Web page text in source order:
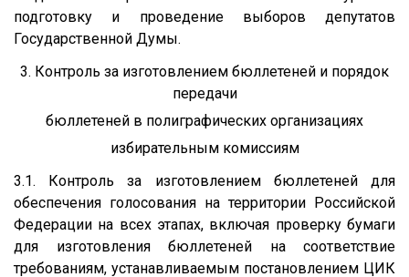
подготовку и проведение выборов депутатов
Государственной Думы.
3. Контроль за изготовлением бюллетеней и порядок
передачи
бюллетеней в полиграфических организациях
избирательным комиссиям
3.1. Контроль за изготовлением бюллетеней для
обеспечения голосования на территории Российской
Федерации на всех этапах, включая проверку бумаги
для изготовления бюллетеней на соответствие
требованиям, устанавливаемым постановлением ЦИК